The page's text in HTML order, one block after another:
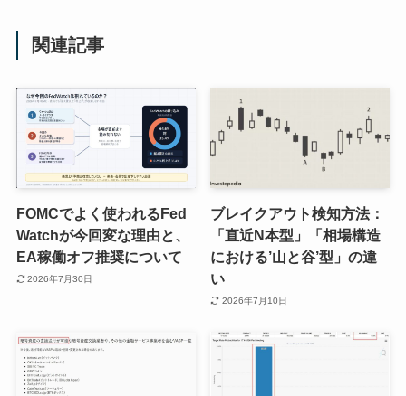
関連記事
FOMCでよく使われるFed
Watchが今回変な理由と、
EA稼働オフ推奨について
2026年7月30日
ブレイクアウト検知方法：
「直近N本型」「相場構造
における’山と谷’型」の違
い
2026年7月10日